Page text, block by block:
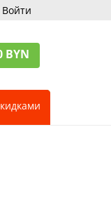
Войти
BYN